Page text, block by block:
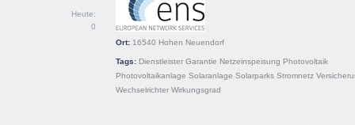
Heute:
0
Ort: 16540 Hohen Neuendorf
Tags: Dienstleister Garantie Netzeinspeisung Photovoltaik
Photovoltaikanlage Solaranlage Solarparks Stromnetz
Wechselrichter Wirkungsgrad